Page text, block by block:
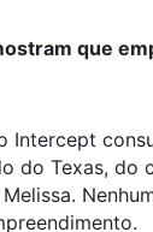
que
Intercept
do Texas, do